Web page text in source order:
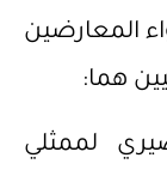
المعارضين
هما:
لممثلي